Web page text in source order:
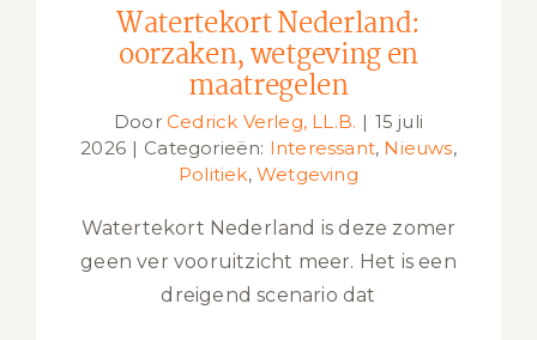
Watertekort Nederland:
oorzaken, wetgeving en
maatregelen
Door Cedrick Verleg, LL.B. | 15 juli
2026 | Categorieën: Interessant, Nieuws,
Politiek,Wetgeving
Watertekort Nederland is deze zomer
geen ver vooruitzicht meer. Het is een
dreigend scenario dat